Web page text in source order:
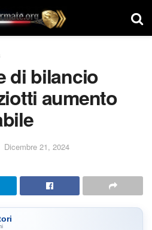
di bilancio
aumento
Dicembre 21, 2024